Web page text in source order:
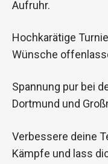
Aufruhr.
Hochkarätige
Wünsche
Spannung pur bei
Dortmund und
Verbessere deine
Kämpfe und lass